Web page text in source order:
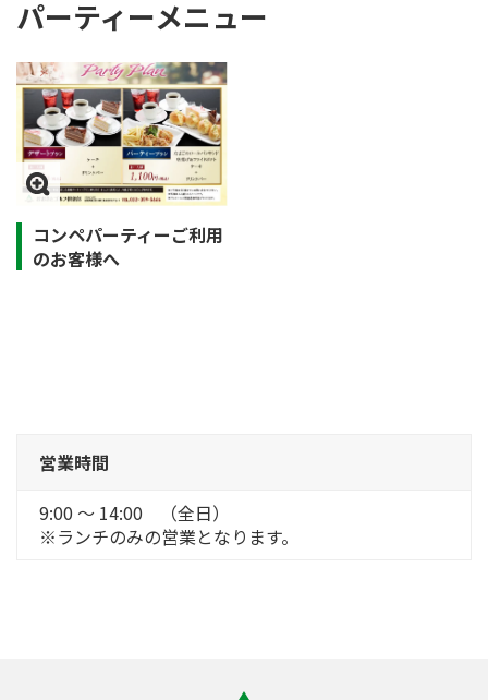
パーティーメニュー
コンペパーティーご利用
のお客様へ
営業時間
9:00 ～ 14:00 （全日）
※ランチのみの営業となります。